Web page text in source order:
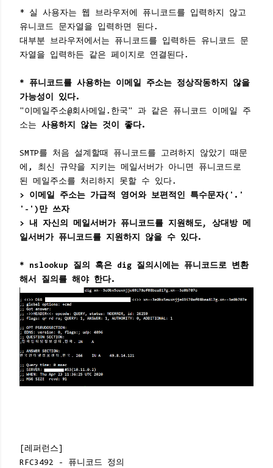
* 실 사용자는 웹 브라우저에 퓨니코드를 입력하지 않고
유니코드 문자열을 입력하면 된다.
대부분 브라우저에서는 퓨니코드를 입력하든 유니코드 문
자열을 입력하든 같은 페이지로 연결된다.
* 퓨니코드를 사용하는 이메일 주소는 정상작동하지 않을
가능성이 있다.
"이메일주소@회사메일.한국" 과 같은 퓨니코드 이메일 주
소는 사용하지 않는 것이 좋다.
SMTP를 처음 설계할때 퓨니코드를 고려하지 않았기 때문
에, 최신 규약을 지키는 메일서버가 아니면 퓨니코드로
된 메일주소를 처리하지 못할 수 있다.
> 이메일 주소는 가급적 영어와 보편적인 특수문자('.'
'-')만 쓰자
> 내 자신의 메일서버가 퓨니코드를 지원해도, 상대방 메
일서버가 퓨니코드를 지원하지 않을 수 있다.
* nslookup 질의 혹은 dig 질의시에는 퓨니코드로 변환
해서 질의를 해야 한다.
[레퍼런스]
RFC3492 - 퓨니코드 정의